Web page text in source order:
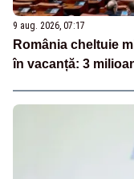
9 aug. 2026, 07:17
România cheltuie
în vacanță: 3